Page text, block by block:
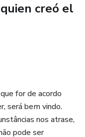
creó el
for de acordo
será bem vindo.
nos atrase,
pode ser